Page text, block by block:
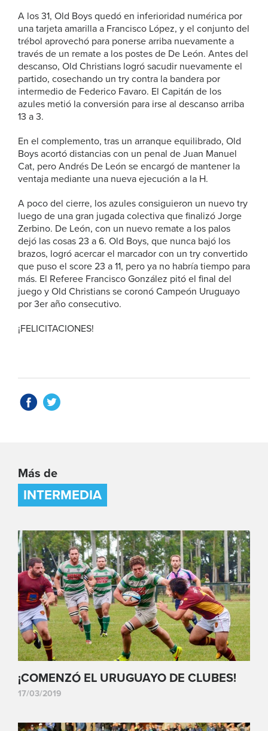
A los 31, Old Boys quedó en inferioridad numérica por
una tarjeta amarilla a Francisco López, y el conjunto del
trébol aprovechó para ponerse arriba nuevamente a
través de un remate a los postes de De León. Antes del
descanso, Old Christians logró sacudir nuevamente el
partido, cosechando un try contra la bandera por
intermedio de Federico Favaro. El Capitán de los
azules metió la conversión para irse al descanso arriba
13 a 3.
En el complemento, tras un arranque equilibrado, Old
Boys acortó distancias con un penal de Juan Manuel
Cat, pero Andrés De León se encargó de mantener la
ventaja mediante una nueva ejecución a la H.
A poco del cierre, los azules consiguieron un nuevo try
luego de una gran jugada colectiva que finalizó Jorge
Zerbino. De León, con un nuevo remate a los palos
dejó las cosas 23 a 6. Old Boys, que nunca bajó los
brazos, logró acercar el marcador con un try convertido
que puso el score 23 a 11, pero ya no habría tiempo para
más. El Referee Francisco González pitó el final del
juego y Old Christians se coronó Campeón Uruguayo
por 3er año consecutivo.
¡FELICITACIONES!
Más de
INTERMEDIA
¡COMENZÓ EL URUGUAYO DE CLUBES!
17/03/2019